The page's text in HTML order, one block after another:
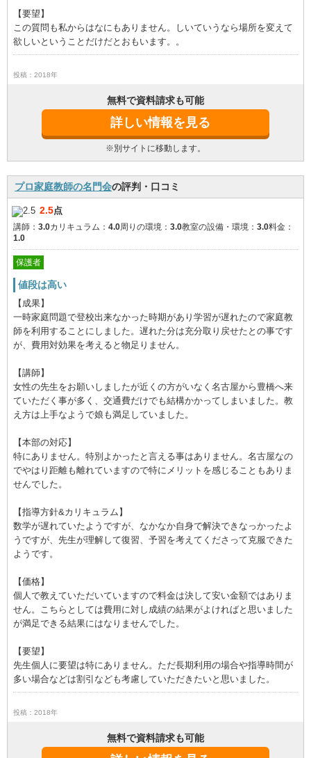
【要望】
この質問も私からはなにもありません。しいていうなら場所を変えて
欲しいということだけだとおもいます。。
投稿：2018年
無料で資料請求も可能
詳しい情報を見る
※別サイトに移動します。
プロ家庭教師の名門会の評判・口コミ
2.5点
講師： 3.0カリキュラム： 4.0周りの環境： 3.0教室の設備・環境： 3.0料金：
1.0
保護者
値段は高い
【成果】
一時家庭問題で登校出来なかった時期があり学習が遅れたので家庭教
師を利用することにしました。遅れた分は充分取り戻せたとの事です
が、費用対効果を考えると物足りません。
【講師】
女性の先生をお願いしましたが近くの方がいなく名古屋から豊橋へ来
ていただく事が多く、交通費だけでも結構かかってしまいました。教
え方は上手なようで娘も満足していました。
【本部の対応】
特にありません。特別よかったと言える事はありません。名古屋なの
でやはり距離も離れていますので特にメリットを感じることもありま
せんでした。
【指導方針&カリキュラム】
数学が遅れていたようですが、なかなか自身で解決できなっかったよ
うですが、先生が理解して復習、予習を考えてくださって克服できた
ようです。
【価格】
個人で教えていただいていますので料金は決して安い金額ではありま
せん。こちらとしては費用に対し成績の結果がよければと思いました
が満足できる結果にはなりませんでした。
【要望】
先生個人に要望は特にありません。ただ長期利用の場合や指導時間が
多い場合などは割引なども考慮していただきたいと思いました。
投稿：2018年
無料で資料請求も可能